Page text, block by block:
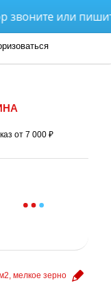
или пишите!
от 7 000 ₽
мелкое зерно